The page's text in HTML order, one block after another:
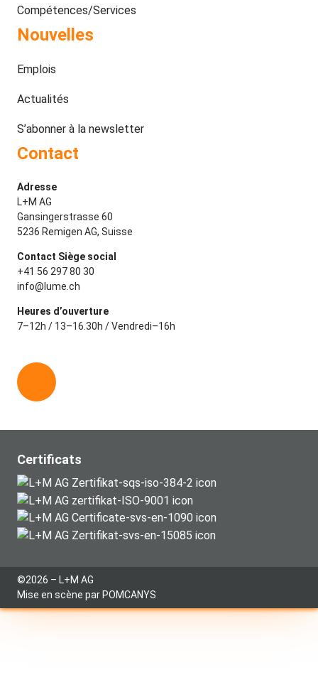
Compétences/Services
Nouvelles
Emplois
Actualités
S’abonner à la newsletter
Contact
Adresse
L+M AG
Gansingerstrasse 60
5236 Remigen AG, Suisse
Contact Siège social
+41 56 297 80 30
info@lume.ch
Heures d’ouverture
7–12h / 13–16.30h / Vendredi–16h
e
Certificats
©2026 – L+M AG
Mise en scène par POMCANYS